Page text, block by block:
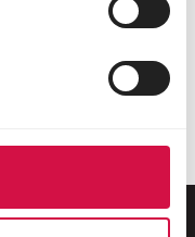
étang